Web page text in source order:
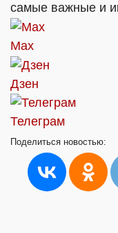
самые важные и
Max
Дзен
Телеграм
Поделиться новостью: